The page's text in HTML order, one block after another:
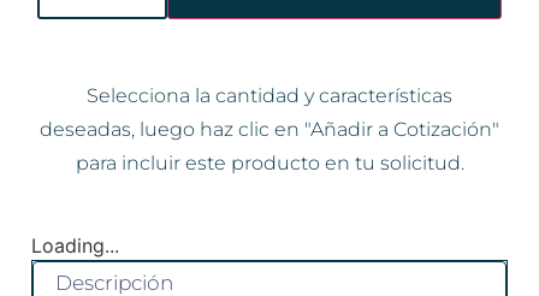
Selecciona la cantidad y características
deseadas, luego haz clic en "Añadir a Cotización"
para incluir este producto en tu solicitud.
Loading...
Descripción